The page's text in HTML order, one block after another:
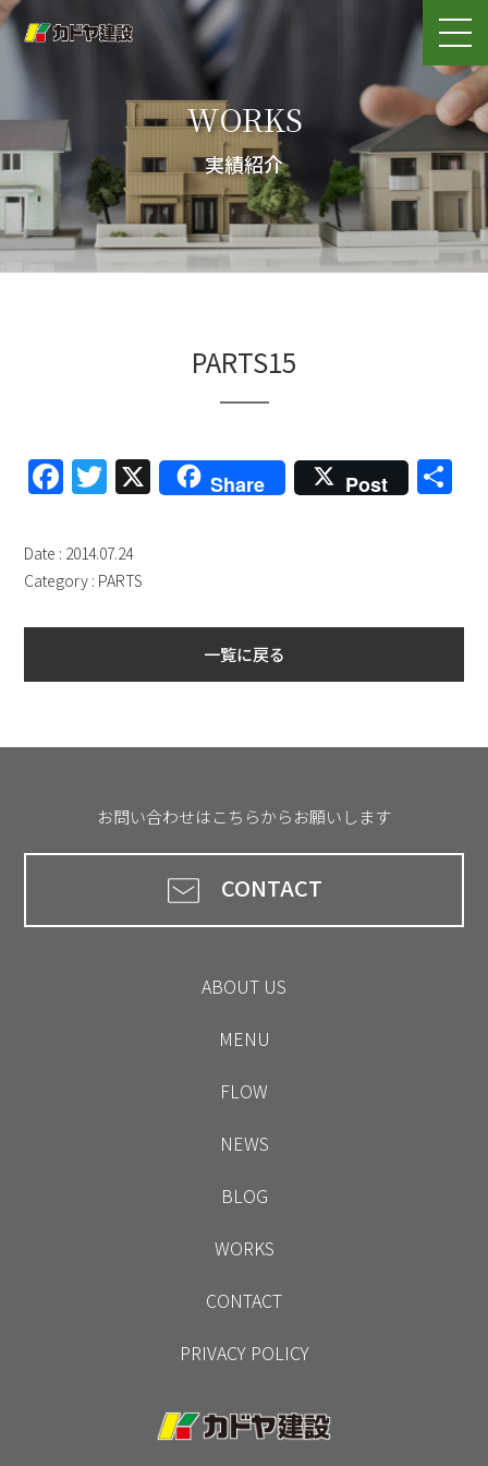
WORKS
実績紹介
PARTS15
Facebook
Twitter
X Share Post
Date : 2014.07.24
Category : PARTS
一覧に戻る
お問い合わせはこちらからお願いします
CONTACT
ABOUT US
MENU
FLOW
NEWS
BLOG
WORKS
CONTACT
PRIVACY POLICY